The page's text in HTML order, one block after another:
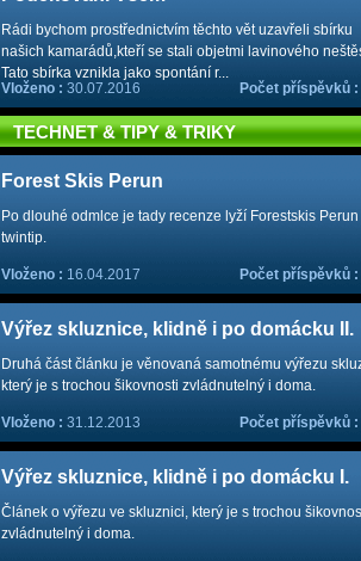
Rádi bychom prostřednictvím těchto vět uzavřeli sbírku
našich kamarádů,kteří se stali objetmi lavinového
Tato sbírka vznikla jako spontání r...
Vloženo : 30.07.2016 Počet příspěvků :
TECHNET & TIPY & TRIKY
Forest Skis Perun
Po dlouhé odmlce je tady recenze lyží Forestskis
twintip.
Vloženo : 16.04.2017 Počet příspěvků :
Výřez skluznice, klidně i po domácku II.
Druhá část článku je věnovaná samotnému výřezu
který je s trochou šikovnosti zvládnutelný i doma.
Vloženo : 31.12.2013 Počet příspěvků :
Výřez skluznice, klidně i po domácku I.
Článek o výřezu ve skluznici, který je s trochou
zvládnutelný i doma.